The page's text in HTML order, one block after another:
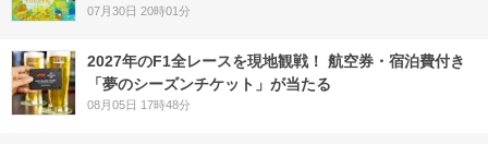
07月30日 20時01分
2027年のF1全レースを現地観戦！ 航空券・宿泊費付き
「夢のシーズンチケット」が当たる
08月05日 17時48分